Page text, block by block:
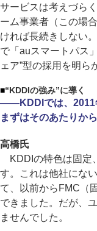
サービスは考えづら
ーム事業者（この場
ければ長続きしない
で「auスマートパス
ェア”型の採用を明ら
■“KDDIの強み”に導く
――KDDIでは、2011
まずはそのあたりか
高橋氏
KDDIの特色は固定
す。これは他社にな
て、以前からFMC（
できました。だが、
ませんでした。